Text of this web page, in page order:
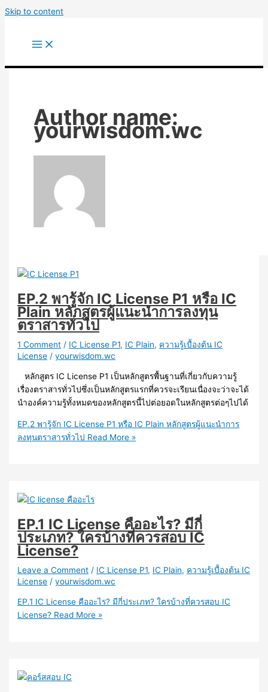
Skip to content
Author name:
yourwisdom.wc
EP.2 พารู้จัก IC License P1 หรือ IC
Plain หลักสูตรผู้แนะนำการลงทุน
ตราสารทั่วไป
1 Comment / IC License P1, IC Plain, ความรู้เบื้องต้น IC
License /yourwisdom.wc
หลักสูตร IC License P1 เป็นหลักสูตรพื้นฐานที่เกี่ยวกับความรู้
เรื่องตราสารทั่วไปซึ่งเป็นหลักสูตรแรกที่ควรจะเรียนเนื่องจะว่าจะได้
นำองค์ความรู้ทั้งหมดของหลักสูตรนี้ไปต่อยอดในหลักสูตรต่อๆไปได้
EP.2 พารู้จัก IC License P1 หรือ IC Plain หลักสูตรผู้แนะนำการ
ลงทุนตราสารทั่วไป Read More »
EP.1 IC License คืออะไร? มีกี่
ประเภท? ใครบ้างที่ควรสอบ IC
License?
Leave a Comment / IC License P1, IC Plain, ความรู้เบื้องต้น IC
License /yourwisdom.wc
EP.1 IC License คืออะไร? มีกี่ประเภท? ใครบ้างที่ควรสอบ IC
License? Read More »